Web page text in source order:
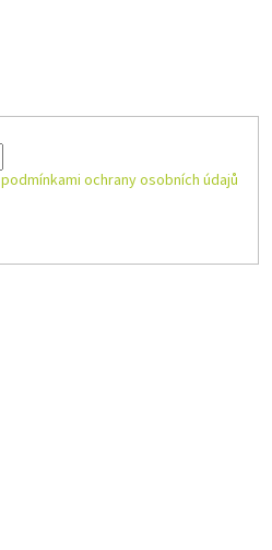
podmínkami ochrany osobních údajů